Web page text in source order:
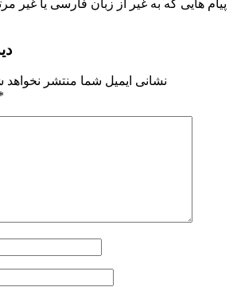
پیام هایی که به غیر از زبان فارسی یا غیر
نشانی ایمیل شما منتشر نخواهد